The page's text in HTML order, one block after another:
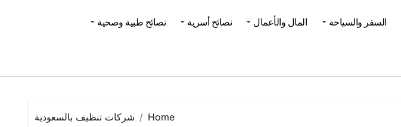
السفر والسياحة المال والأعمال نصائح أسرية نصائح طبية وصحية
Home شركات تنظيف بالسعودية